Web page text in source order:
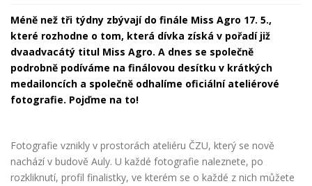
Méně než tři týdny zbývají do finále Miss Agro 17. 5.,
které rozhodne o tom, která dívka získá v pořadí již
dvaadvacátý titul Miss Agro. A dnes se společně
podrobně podíváme na finálovou desítku v krátkých
medailoncích a společně odhalíme oficiální ateliérové
fotografie. Pojďme na to!
Fotografie vznikly v prostorách ateliéru ČZU, který se nově
nachází v budově Auly. U každé fotografie naleznete, po
rozkliknutí, profil finalistky, ve kterém se o každé z nich můžete